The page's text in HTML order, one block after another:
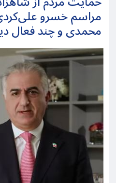
مراسم خسرو
محمدی و چند فعال